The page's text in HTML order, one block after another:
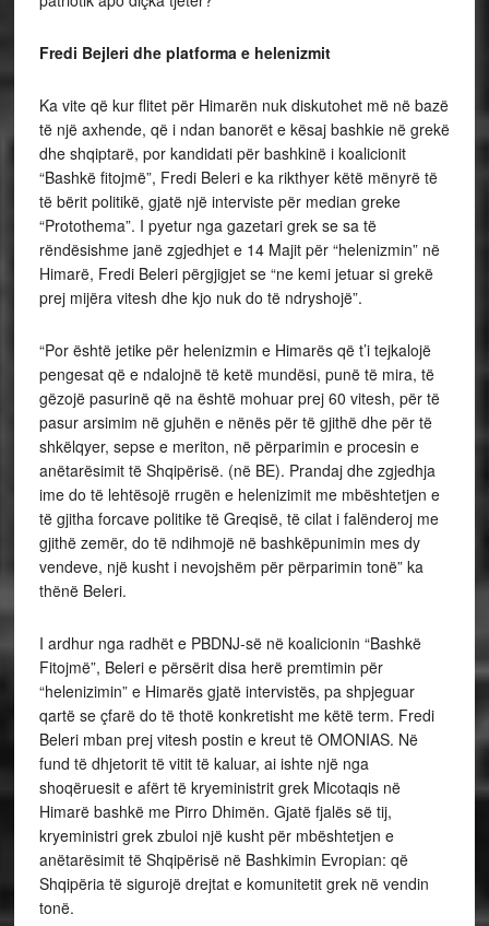
Fredi Bejleri dhe platforma e helenizmit
Ka vite që kur flitet për Himarën nuk diskutohet më në bazë
të një axhende, që i ndan banorët e kësaj bashkie në grekë
dhe shqiptarë, por kandidati për bashkinë i koalicionit
“Bashkë fitojmë”, Fredi Beleri e ka rikthyer këtë mënyrë të
të bërit politikë, gjatë një interviste për median greke
“Protothema”. I pyetur nga gazetari grek se sa të
rëndësishme janë zgjedhjet e 14 Majit për “helenizmin” në
Himarë, Fredi Beleri përgjigjet se “ne kemi jetuar si grekë
prej mijëra vitesh dhe kjo nuk do të ndryshojë”.
“Por është jetike për helenizmin e Himarës që t’i tejkalojë
pengesat që e ndalojnë të ketë mundësi, punë të mira, të
gëzojë pasurinë që na është mohuar prej 60 vitesh, për të
pasur arsimim në gjuhën e nënës për të gjithë dhe për të
shkëlqyer, sepse e meriton, në përparimin e procesin e
anëtarësimit të Shqipërisë. (në BE). Prandaj dhe zgjedhja
ime do të lehtësojë rrugën e helenizimit me mbështetjen e
të gjitha forcave politike të Greqisë, të cilat i falënderoj me
gjithë zemër, do të ndihmojë në bashkëpunimin mes dy
vendeve, një kusht i nevojshëm për përparimin tonë” ka
thënë Beleri.
I ardhur nga radhët e PBDNJ-së në koalicionin “Bashkë
Fitojmë”, Beleri e përsërit disa herë premtimin për
“helenizimin” e Himarës gjatë intervistës, pa shpjeguar
qartë se çfarë do të thotë konkretisht me këtë term. Fredi
Beleri mban prej vitesh postin e kreut të OMONIAS. Në
fund të dhjetorit të vitit të kaluar, ai ishte një nga
shoqëruesit e afërt të kryeministrit grek Micotaqis në
Himarë bashkë me Pirro Dhimën. Gjatë fjalës së tij,
kryeministri grek zbuloi një kusht për mbështetjen e
anëtarësimit të Shqipërisë në Bashkimin Evropian: që
Shqipëria të sigurojë drejtat e komunitetit grek në vendin
tonë.